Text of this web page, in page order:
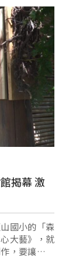
揭幕 激
國小的「森
大藝》，就
，要讓更多